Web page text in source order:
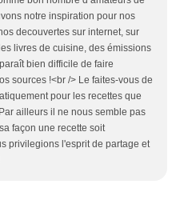
notre inspiration pour nos
decouvertes sur internet, sur
livres de cuisine, des émissions
bien difficile de faire
sources !<br /> Le faites-vous de
pour les recettes que
ailleurs il ne nous semble pas
façon une recette soit
privilegions l'esprit de partage et